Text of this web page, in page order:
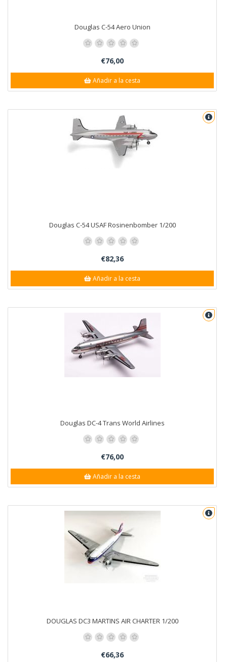
Douglas C-54 Aero Union
€76,00
Añadir a la cesta
Douglas C-54 USAF Rosinenbomber 1/200
€82,36
Añadir a la cesta
Douglas DC-4 Trans World Airlines
€76,00
Añadir a la cesta
DOUGLAS DC3 MARTINS AIR CHARTER 1/200
€66,36